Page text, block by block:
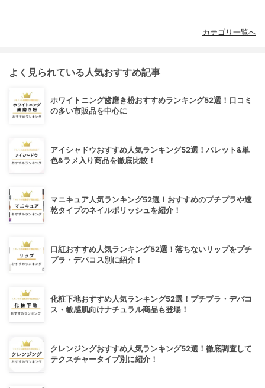
カテゴリ一覧へ
よく見られている人気おすすめ記事
ホワイトニング歯磨き粉おすすめランキング52選！口コミ
の多い市販品を中心に
アイシャドウおすすめ人気ランキング52選！パレット&単
色&ラメ入り商品を徹底比較！
マニキュア人気ランキング52選！おすすめのプチプラや速
乾タイプのネイルポリッシュを紹介！
口紅おすすめ人気ランキング52選！落ちないリップをプチ
プラ・デパコス別に紹介！
化粧下地おすすめ人気ランキング52選！プチプラ・デパコ
ス・敏感肌向けナチュラル商品も登場！
クレンジングおすすめ人気ランキング52選！徹底調査して
テクスチャータイプ別に紹介！